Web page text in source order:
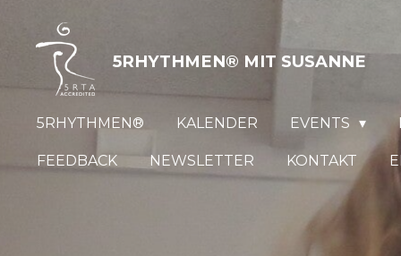
Hauptinhalt
springen
5RHYTHMEN® MIT SUSANNE
5RHYTHMEN® KALENDER EVENTS
FEEDBACK NEWSLETTER KONTAKT